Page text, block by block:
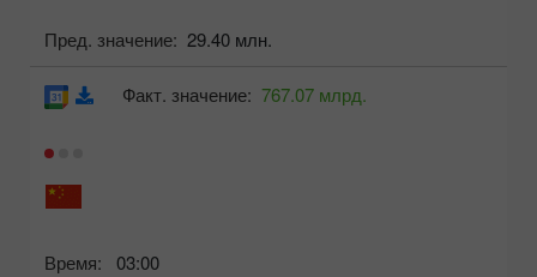
Пред. значение: 29.40 млн.
Время: 03:00
Факт. значение: 767.07 млрд.